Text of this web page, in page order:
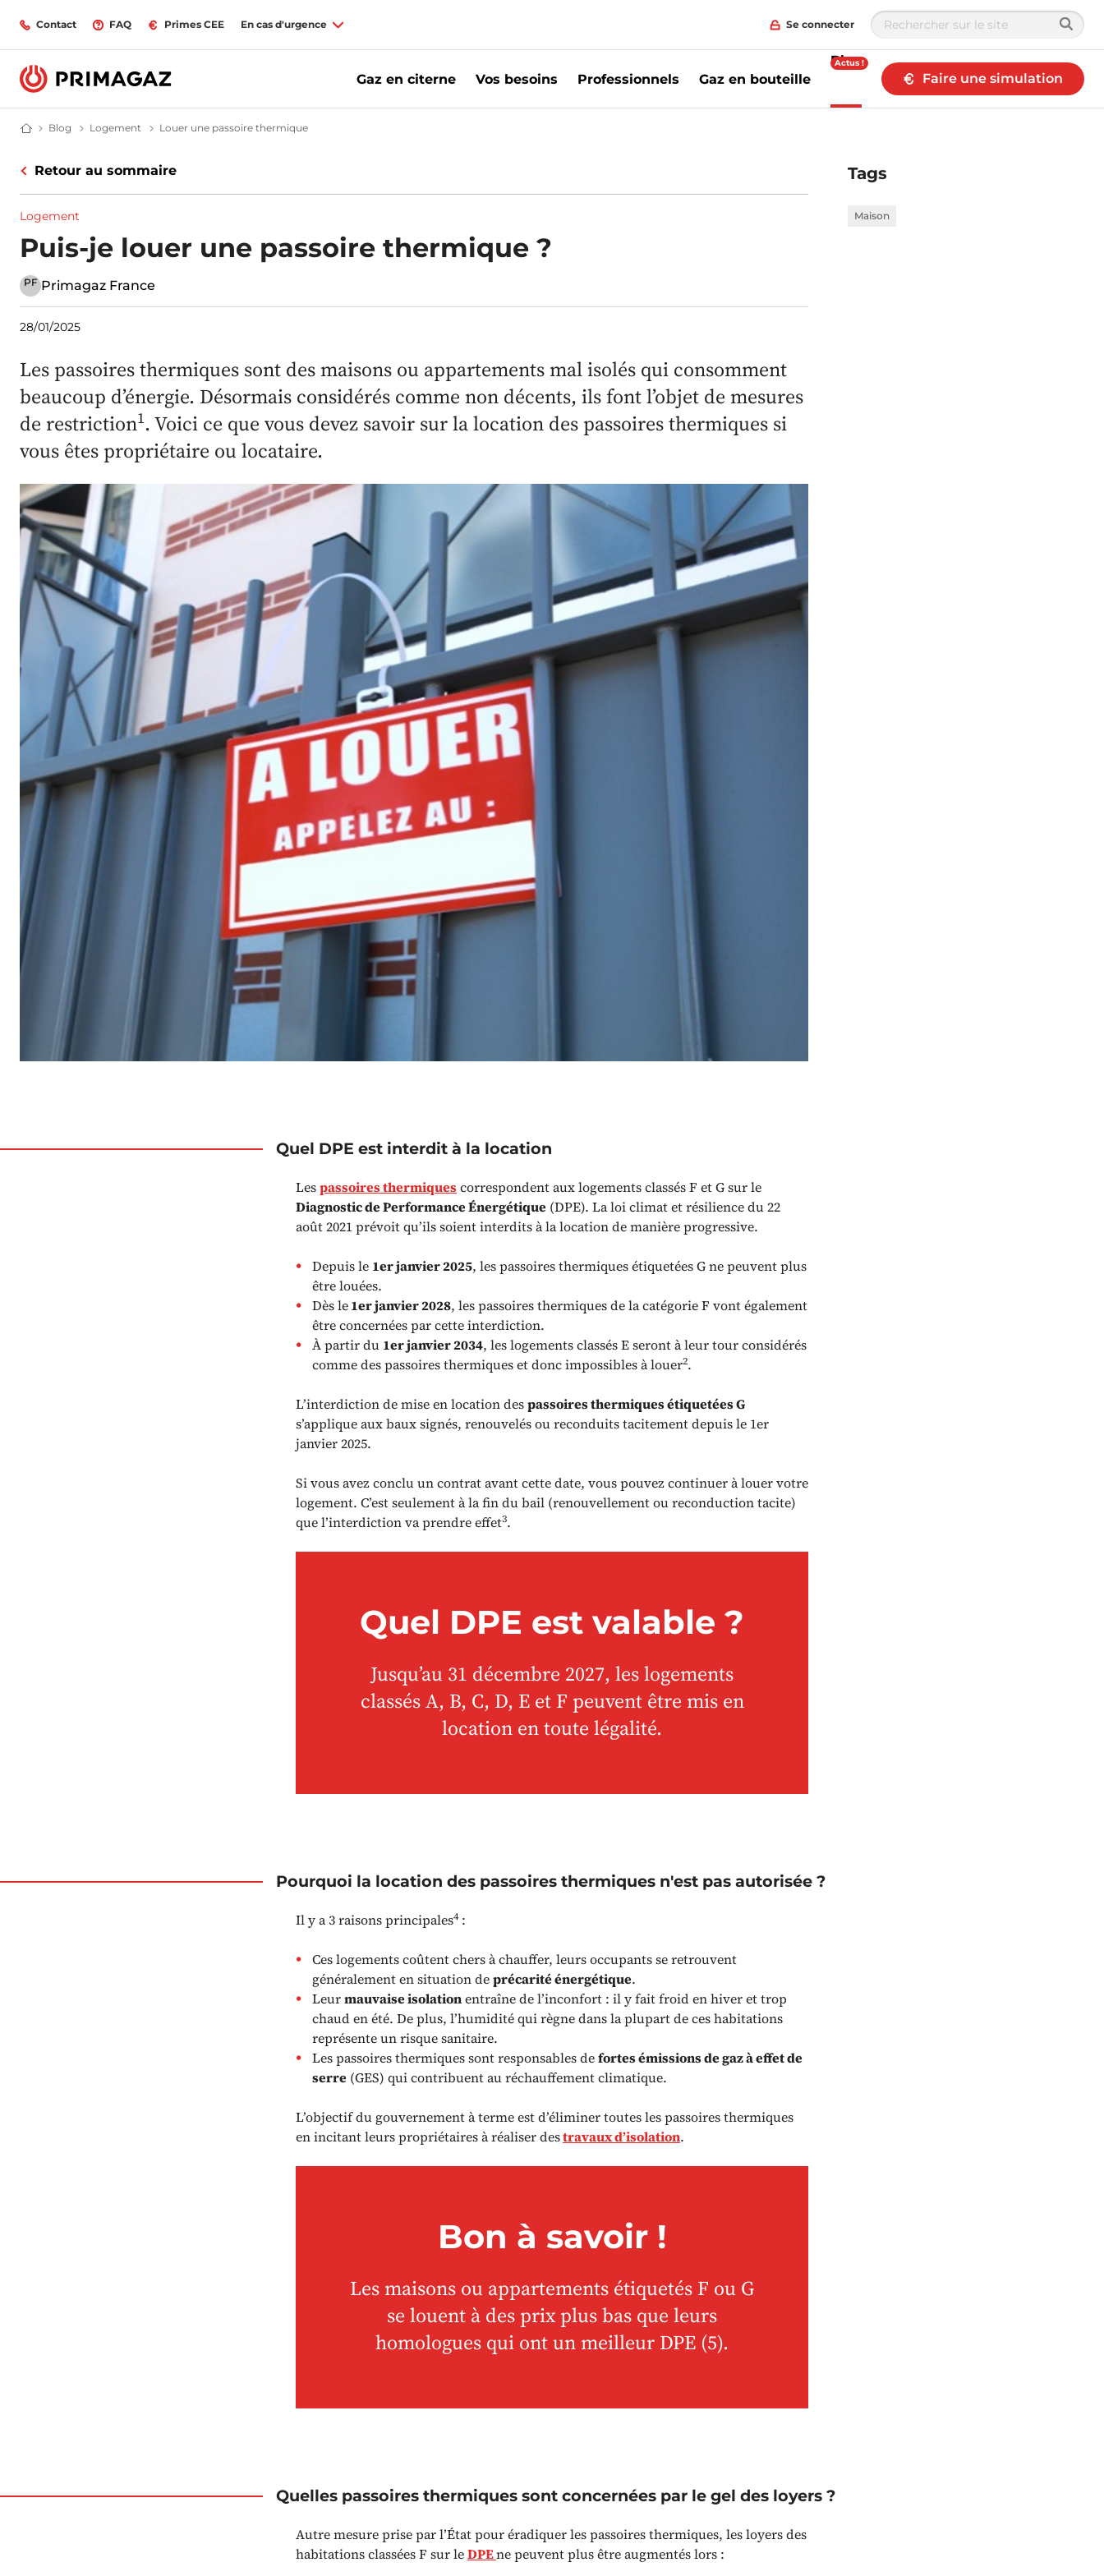
Contact FAQ Primes CEE En cas d'urgence Se connecter
Gaz en citerne Vos besoins Professionnels Gaz en bouteille
Blog
Actus !
Faire une simulation
Fournisseur gaz butane et propane : citerne, bouteille, GPL | Primagaz
Blog Blog | Primagaz
Logement Ma maison au gaz propane | Blog Primagaz
Louer une passoire thermique
Retour au sommaire
Logement
Puis-je louer une passoire thermique ?
PF Primagaz France
28/01/2025
Les passoires thermiques sont des maisons ou appartements mal isolés qui consomment
beaucoup d’énergie. Désormais considérés comme non décents, ils font l’objet de mesures
de restriction1. Voici ce que vous devez savoir sur la location des passoires thermiques si
vous êtes propriétaire ou locataire.
Tags
Maison
Quel DPE est interdit à la location
Lespassoires thermiques correspondent aux logements classés F et G sur le
Diagnostic de Performance Énergétique (DPE). La loi climat et résilience du 22
août 2021 prévoit qu’ils soient interdits à la location de manière progressive.
Depuis le 1er janvier 2025, les passoires thermiques étiquetées G ne peuvent plus
être louées.
Dès le1er janvier 2028, les passoires thermiques de la catégorie F vont également
être concernées par cette interdiction.
À partir du 1er janvier 2034, les logements classés E seront à leur tour considérés
comme des passoires thermiques et donc impossibles à louer2.
L’interdiction de mise en location despassoires thermiques étiquetées G
s’applique aux baux signés, renouvelés ou reconduits tacitement depuis le 1er
janvier 2025.
Si vous avez conclu un contrat avant cette date, vous pouvez continuer à louer votre
logement. C’est seulement à la fin du bail (renouvellement ou reconduction tacite)
que l’interdiction va prendre effet3.
Quel DPE est valable ?
Jusqu’au 31 décembre 2027, les logements
classés A, B, C, D, E et F peuvent être mis en
location en toute légalité.
Pourquoi la location des passoires thermiques n'est pas autorisée ?
Il y a 3 raisons principales4:
Ces logements coûtent chers à chauffer, leurs occupants se retrouvent
généralement en situation deprécarité énergétique.
Leurmauvaise isolationentraîne de l’inconfort : il y fait froid en hiver et trop
chaud en été. De plus, l’humidité qui règne dans la plupart de ces habitations
représente un risque sanitaire.
Les passoires thermiques sont responsables defortes émissions de gaz à effet de
serre (GES) qui contribuent au réchauffement climatique.
L’objectif du gouvernement à terme est d’éliminer toutes les passoires thermiques
en incitant leurs propriétaires à réaliser destravaux d’isolation.
Bon à savoir !
Les maisons ou appartements étiquetés F ou G
se louent à des prix plus bas que leurs
homologues qui ont un meilleur DPE (5).
Quelles passoires thermiques sont concernées par le gel des loyers ?
Autre mesure prise par l’État pour éradiquer les passoires thermiques, les loyers des
habitations classées F sur leDPEne peuvent plus être augmentés lors :